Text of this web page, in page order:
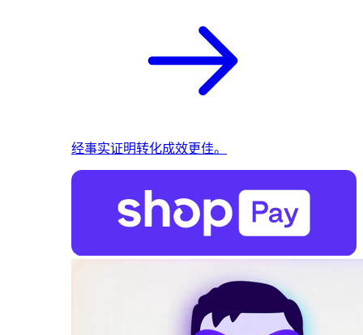
经事实证明转化成效更佳。